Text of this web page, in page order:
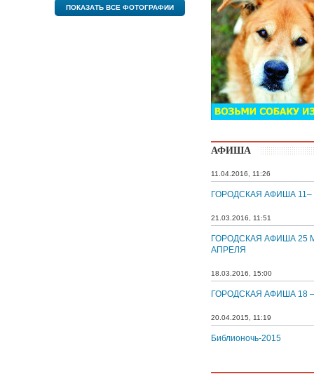
ПОКАЗАТЬ ВСЕ ФОТОГРАФИИ
АФИША
11.04.2016, 11:26
ГОРОДСКАЯ АФИША 11–
21.03.2016, 11:51
ГОРОДСКАЯ АФИША 25
АПРЕЛЯ
18.03.2016, 15:00
ГОРОДСКАЯ АФИША 18
20.04.2015, 11:19
Библионочь-2015